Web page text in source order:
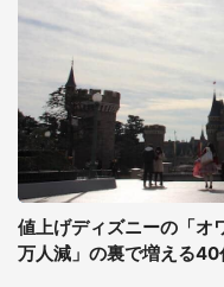
値上げディズニーの「オ
万人減」の裏で増える